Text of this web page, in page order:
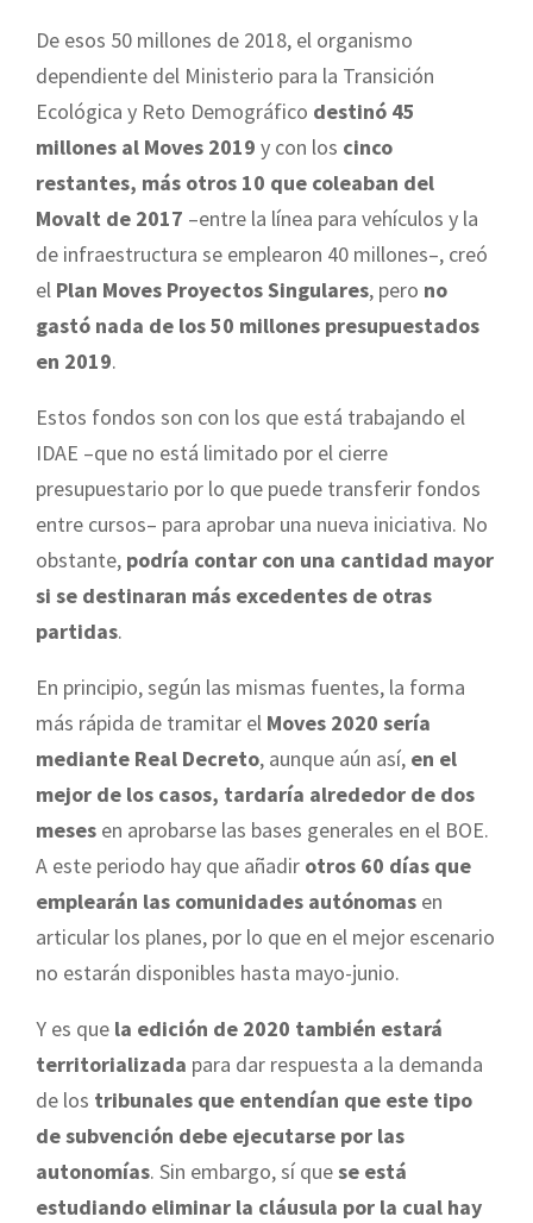
De esos 50 millones de 2018, el organismo
dependiente del Ministerio para la Transición
Ecológica y Reto Demográfico destinó 45
millones al Moves 2019 y con los cinco
restantes, más otros 10 que coleaban del
Movalt de 2017 –entre la línea para vehículos y la
de infraestructura se emplearon 40 millones–, creó
el Plan Moves Proyectos Singulares, pero no
gastó nada de los 50 millones presupuestados
en 2019.
Estos fondos son con los que está trabajando el
IDAE –que no está limitado por el cierre
presupuestario por lo que puede transferir fondos
entre cursos– para aprobar una nueva iniciativa. No
obstante, podría contar con una cantidad mayor
si se destinaran más excedentes de otras
partidas.
En principio, según las mismas fuentes, la forma
más rápida de tramitar el Moves 2020 sería
mediante Real Decreto, aunque aún así, en el
mejor de los casos, tardaría alrededor de dos
meses en aprobarse las bases generales en el BOE.
A este periodo hay que añadir otros 60 días que
emplearán las comunidades autónomas en
articular los planes, por lo que en el mejor escenario
no estarán disponibles hasta mayo-junio.
Y es que la edición de 2020 también estará
territorializada para dar respuesta a la demanda
de los tribunales que entendían que este tipo
de subvención debe ejecutarse por las
autonomías. Sin embargo, sí quese está
estudiando eliminar la cláusula por la cual hay